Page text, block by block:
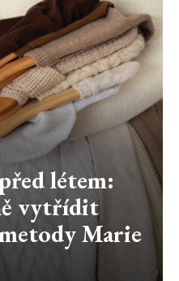
létem:
vytřídit
Marie